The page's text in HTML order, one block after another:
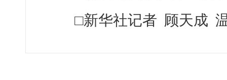
□新华社记者 顾天成